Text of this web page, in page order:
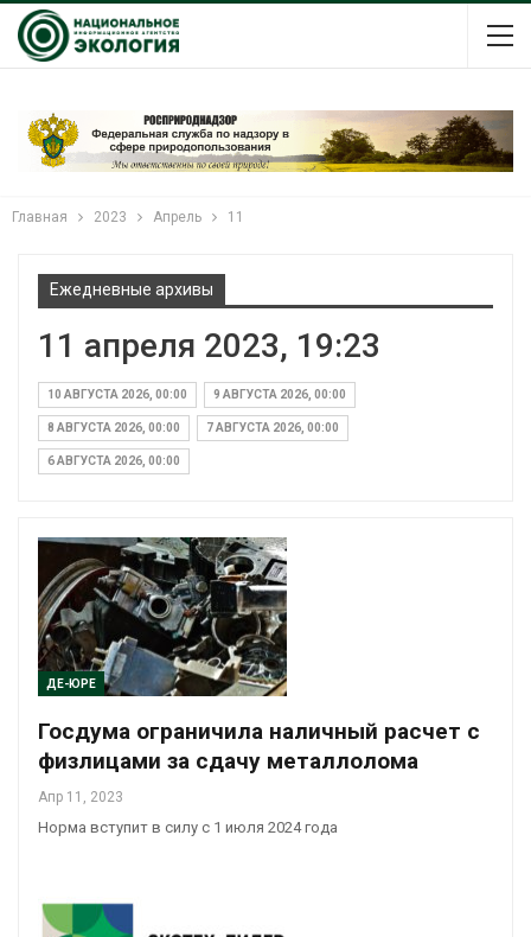
Главная 2023 Апрель 11
Ежедневные архивы
11 апреля 2023, 19:23
10 АВГУСТА 2026, 00:00 9 АВГУСТА 2026, 00:00
8 АВГУСТА 2026, 00:00 7 АВГУСТА 2026, 00:00
6 АВГУСТА 2026, 00:00
ДЕ-ЮРЕ
Госдума ограничила наличный расчет с
физлицами за сдачу металлолома
Апр 11, 2023
Норма вступит в силу с 1 июля 2024 года